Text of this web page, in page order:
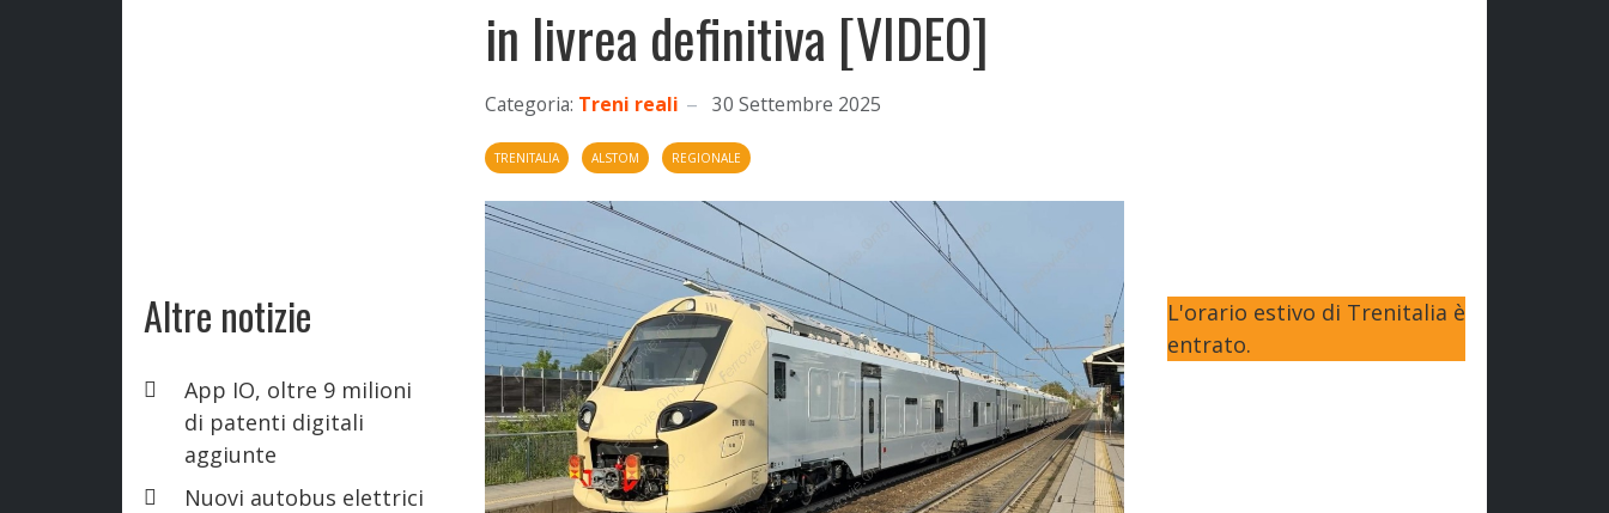
Altre notizie
App IO, oltre 9 milioni
di patenti digitali
aggiunte
Nuovi autobus elettrici
in livrea definitiva [VIDEO]
Categoria: Treni reali 30 Settembre 2025
TRENITALIA ALSTOM REGIONALE
L'orario estivo di Trenitalia è
entrato.